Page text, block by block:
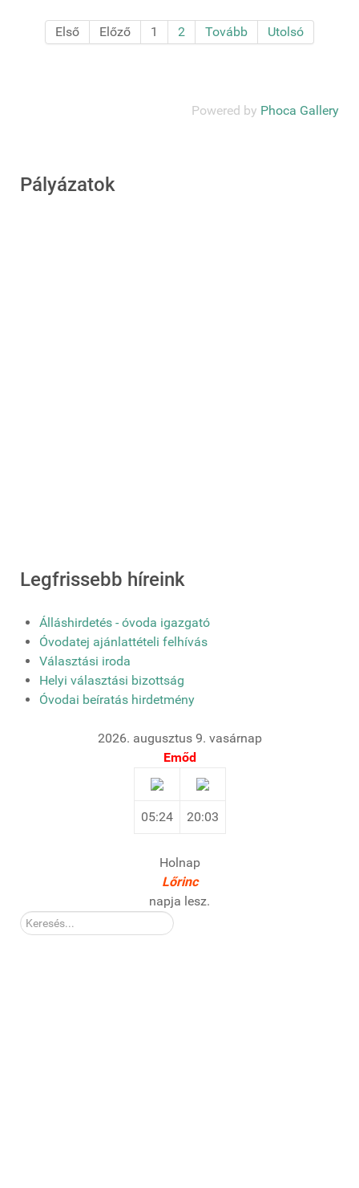
Első Előző 1 2 Tovább Utolsó
Powered by Phoca Gallery
Pályázatok
Legfrissebb híreink
Álláshirdetés - óvoda igazgató
Óvodatej ajánlattételi felhívás
Választási iroda
Helyi választási bizottság
Óvodai beíratás hirdetmény
2026. augusztus 9. vasárnap
Emőd
05:24 20:03
Holnap
Lőrinc
napja lesz.
Kereső: